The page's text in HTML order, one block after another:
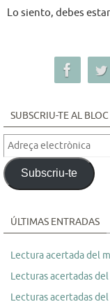
Lo siento, debes estar
SUBSCRIU-TE AL BLOC
Adreça
electrònica
Subscriu-te
ÚLTIMAS ENTRADAS
Lectura acertada del
Lecturas acertadas
Lecturas acertadas